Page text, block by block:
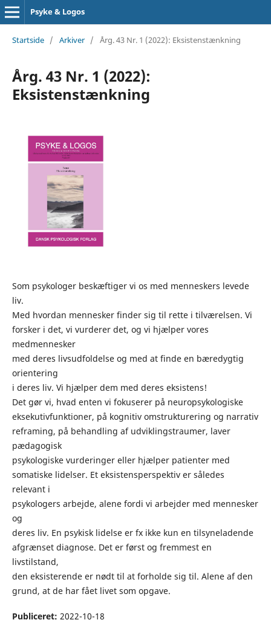
Psyke & Logos
Startside / Arkiver / Årg. 43 Nr. 1 (2022): Eksistenstænkning
Årg. 43 Nr. 1 (2022):
Eksistenstænkning
Som psykologer beskæftiger vi os med menneskers levede
liv.
Med hvordan mennesker finder sig til rette i tilværelsen. Vi
forsker i det, vi vurderer det, og vi hjælper vores
medmennesker
med deres livsudfoldelse og med at finde en bæredygtig
orientering
i deres liv. Vi hjælper dem med deres eksistens!
Det gør vi, hvad enten vi fokuserer på neuropsykologiske
eksekutivfunktioner, på kognitiv omstrukturering og narrativ
reframing, på behandling af udviklingstraumer, laver
pædagogisk
psykologiske vurderinger eller hjælper patienter med
somatiske lidelser. Et eksistensperspektiv er således
relevant i
psykologers arbejde, alene fordi vi arbejder med mennesker
og
deres liv. En psykisk lidelse er fx ikke kun en tilsyneladende
afgrænset diagnose. Det er først og fremmest en
livstilstand,
den eksisterende er nødt til at forholde sig til. Alene af den
grund, at de har fået livet som opgave.
Publiceret: 2022-10-18